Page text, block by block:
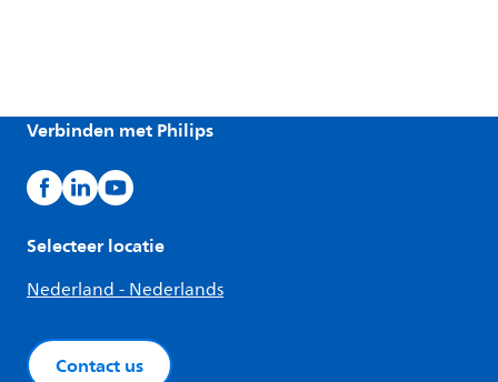
Verbinden met Philips
Selecteer locatie
Nederland - Nederlands
Contact us